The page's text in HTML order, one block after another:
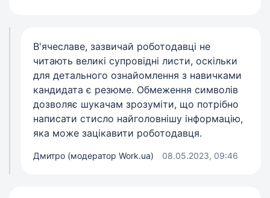
В'ячеславе, зазвичай роботодавці не
читають великі супровідні листи, оскільки
для детального ознайомлення з навичками
кандидата є резюме. Обмеження символів
дозволяє шукачам зрозуміти, що потрібно
написати стисло найголовнішу інформацію,
яка може зацікавити роботодавця.
Дмитро (модератор Work.ua) 08.05.2023, 09:46